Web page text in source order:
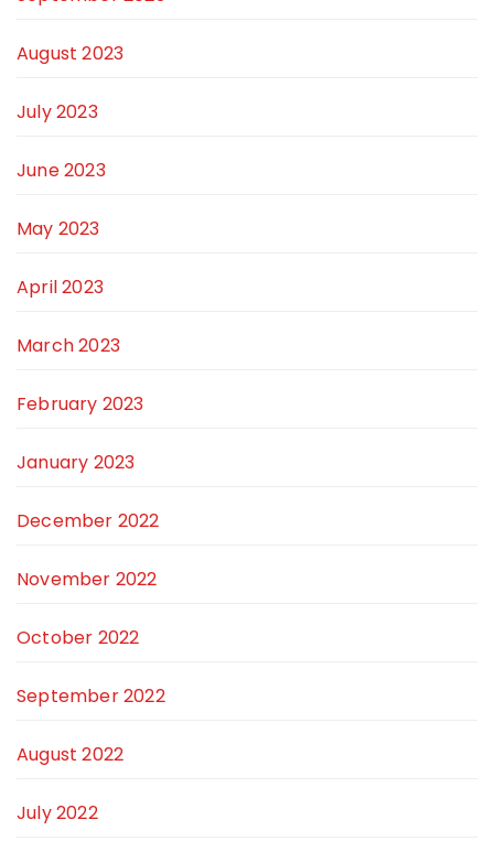
August 2023
July 2023
June 2023
May 2023
April 2023
March 2023
February 2023
January 2023
December 2022
November 2022
October 2022
September 2022
August 2022
July 2022